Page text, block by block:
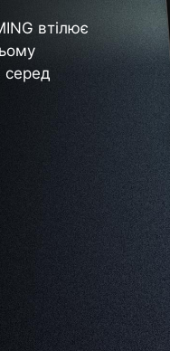
втілює
серед